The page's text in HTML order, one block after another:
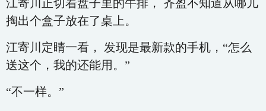
江寄川正切着盘子里的牛排， 齐盈不知道从哪儿
掏出个盒子放在了桌上。
江寄川定睛一看， 发现是最新款的手机，“怎么
送这个，我的还能用。”
“不一样。”